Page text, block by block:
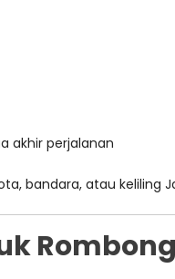
akhir perjalanan
bandara, atau keliling